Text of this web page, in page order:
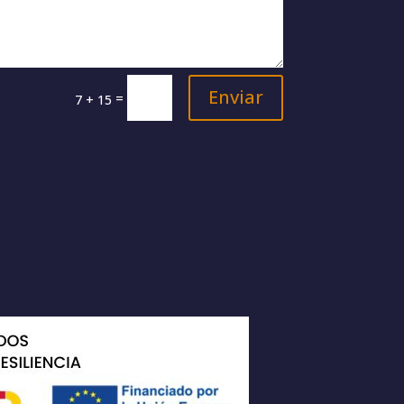
7 + 15 = Enviar